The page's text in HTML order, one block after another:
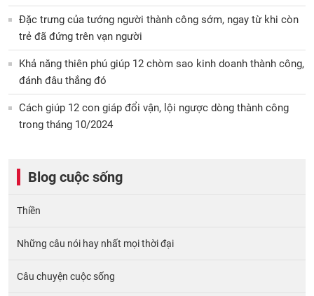
Đặc trưng của tướng người thành công sớm, ngay từ khi còn
trẻ đã đứng trên vạn người
Khả năng thiên phú giúp 12 chòm sao kinh doanh thành công,
đánh đâu thắng đó
Cách giúp 12 con giáp đổi vận, lội ngược dòng thành công
trong tháng 10/2024
Blog cuộc sống
Thiền
Những câu nói hay nhất mọi thời đại
Câu chuyện cuộc sống